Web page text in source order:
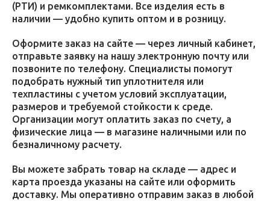
(РТИ) и ремкомплектами. Все изделия есть в
наличии — удобно купить оптом и в розницу.
Оформите заказ на сайте — через личный кабинет,
отправьте заявку на нашу электронную почту или
позвоните по телефону. Специалисты помогут
подобрать нужный тип уплотнителя или
техпластины с учетом условий эксплуатации,
размеров и требуемой стойкости к среде.
Организации могут оплатить заказ по счету, а
физические лица — в магазине наличными или по
безналичному расчету.
Вы можете забрать товар на складе — адрес и
карта проезда указаны на сайте или оформить
доставку. Мы оперативно отправим заказ в любой